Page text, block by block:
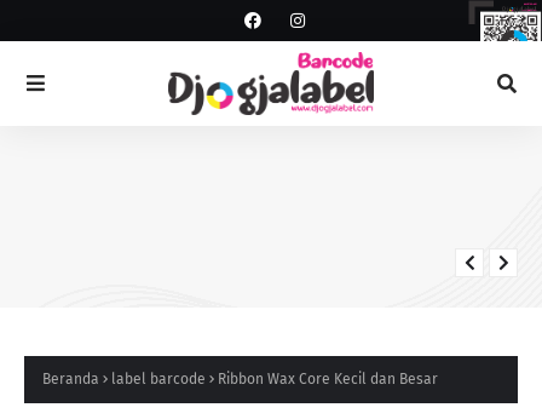
Beranda label barcode Ribbon Wax Core Kecil dan Besar